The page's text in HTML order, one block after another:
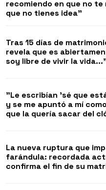
recomiendo en que no te
que no tienes idea"
Tras 15 días de
revela que es
soy libre de vivir la
"Le escribían 'sé que
y se me apuntó a mí
que la quería sacar del
La nueva ruptura que
farándula: recordada
confirma el fin de su